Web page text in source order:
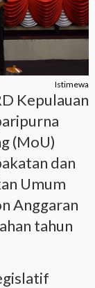
Istimewa
Kepulauan
(MoU)
dan
Umum
Anggaran
tahun